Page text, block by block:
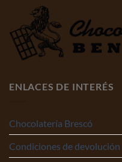
ENLACES DE INTERÉS
Chocolatería Brescó
Condiciones de devolución